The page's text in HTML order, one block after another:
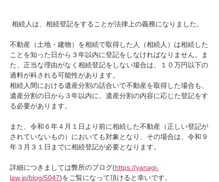
相続人は、相続登記をすることが法律上の義務になりました。
不動産（土地・建物）を相続で取得した人（相続人）は相続した
ことを知った日から３年以内に登記をしなければなりません。ま
た、正当な理由がなく相続登記をしない場合は、１０万円以下の
過料が科される可能性があります。
相続人間における遺産分割の話合いで不動産を取得した場合も、
遺産分割の日から３年以内に、遺産分割の内容に応じた登記をす
る必要があります。
また、令和６年４月１日より前に相続した不動産（正しい登記が
されていないもの）においても対象となり、その場合は、令和９
年３月３１日までに相続登記が必要となります。
詳細につきましては弊所のブログ(https://yanagi-
law.jp/blog/5047)をご覧になって頂けると幸いです。